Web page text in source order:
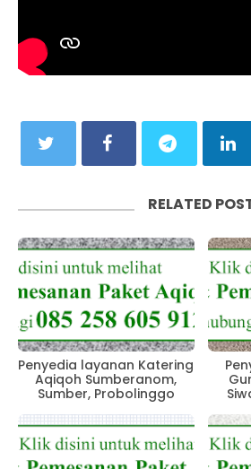
RELATED
Penyedia layanan Katering
Aqiqoh Sumberanom,
Sumber, Probolinggo